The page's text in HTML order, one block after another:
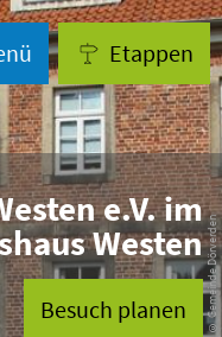
Etappen
© Gemeinde Dörverden
e.V. im
Westen
Besuch planen